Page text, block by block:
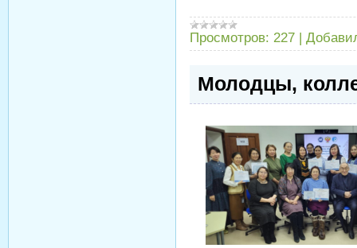
Просмотров: 227 |
Молодцы,